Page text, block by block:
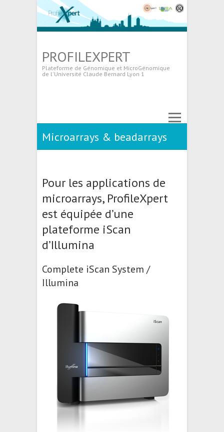
PROFILEXPERT
Plateforme de Génomique et MicroGénomique
de l'Université Claude Bernard Lyon 1
Microarrays & beadarrays
Pour les applications de
microarrays, ProfileXpert
est équipée d’une
plateforme iScan
d’Illumina
Complete iScan System /
Illumina